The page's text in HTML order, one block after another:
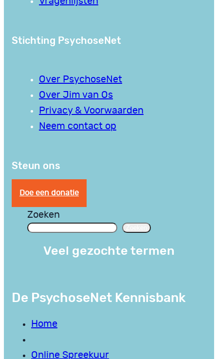
Stichting PsychoseNet
Over PsychoseNet
Over Jim van Os
Privacy & Voorwaarden
Neem contact op
Steun ons
Doe een donatie
Zoeken
Veel gezochte termen
De PsychoseNet Kennisbank
Home
Online Spreekuur